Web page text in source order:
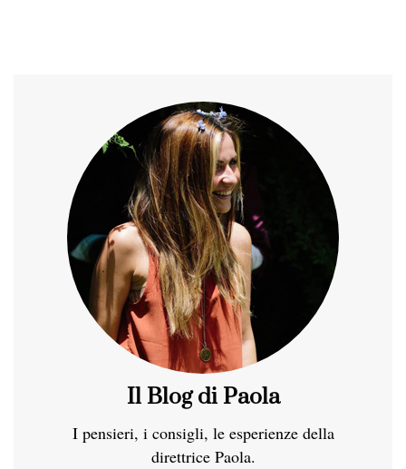
Il Blog di Paola
I pensieri, i consigli, le esperienze della
direttrice Paola.